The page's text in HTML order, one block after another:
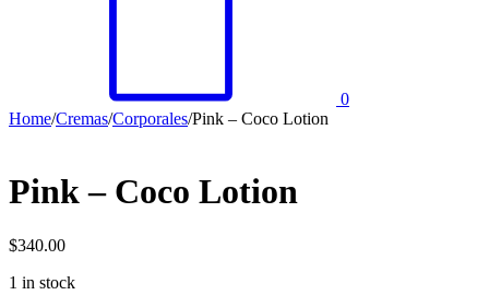
0
Home/Cremas/Corporales/Pink – Coco Lotion
Pink – Coco Lotion
$340.00
1 in stock